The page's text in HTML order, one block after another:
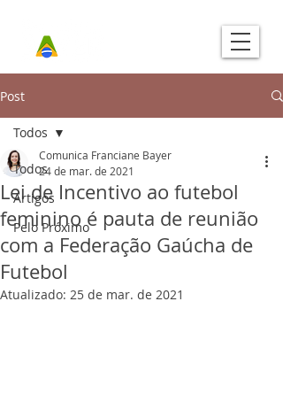
Post
Todos
Artigos
Pelo Próximo
Todos
Lei de Incentivo ao futebol
feminino é pauta de reunião
com a Federação Gaúcha de
Futebol
Comunica Franciane Bayer
24 de mar. de 2021
Atualizado: 25 de mar. de 2021